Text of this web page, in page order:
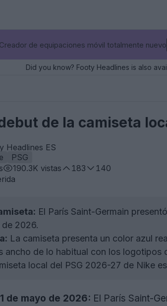
Creador de equipaciones móvil totalmente nuevo
Did you know? Footy Headlines is also
de la camiseta
Headlines ES
PSG
190.3K vistas 183
140
El París Saint-Germain
2026.
La camiseta presenta un color azul
ancho de lo habitual con los logotipos
local del PSG 2026-27 de Nike
de mayo de 2026: El París Saint-